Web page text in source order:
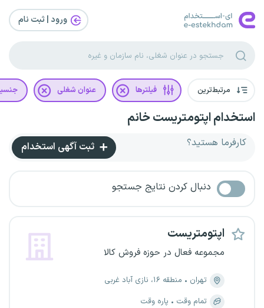
ورود | ثبت‌ نام
مرتبط‌ترین فیلترها عنوان شغلی
استخدام اپتومتریست خانم
کارفرما هستید؟ ثبت آگهی استخدام
دنبال کردن نتایج جستجو
اپتومتریست
مجموعه فعال در حوزه فروش کالا
تهران
منطقه ۱۶، نازی آباد غربی
تمام وقت
پاره وقت